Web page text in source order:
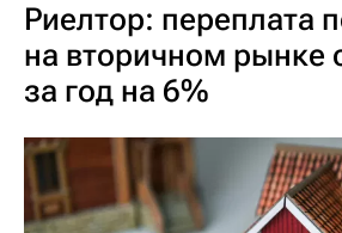
Риелтор: переплата
на вторичном рынке
за год на 6%